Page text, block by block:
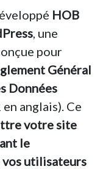
HOB
, une
pour
Général
Données
anglais). Ce
votre site
le
vos utilisateurs